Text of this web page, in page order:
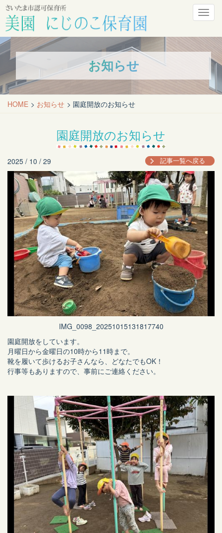
メ
ニ
お知らせ
HOME お知らせ 園庭開放のお知らせ
園庭開放のお知らせ
記事一覧へ戻る
2025 / 10 / 29
IMG_0098_20251015131817740
園庭開放をしています。
月曜日から金曜日の10時から11時まで。
靴を履いて歩けるお子さんなら、どなたでもOK！
行事等もありますので、事前にご連絡ください。